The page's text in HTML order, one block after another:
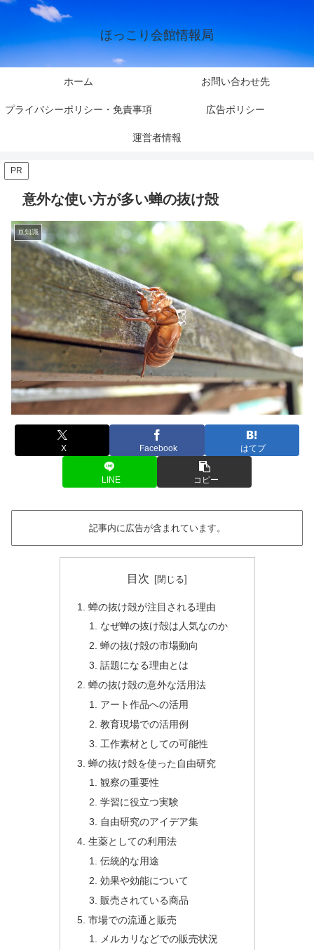
ほっこり会館情報局
ホーム お問い合わせ先
プライバシーポリシー・免責事項 広告ポリシー
運営者情報
PR
意外な使い方が多い蝉の抜け殻
豆知識
X Facebook はてブ
LINE コピー
記事内に広告が含まれています。
目次
蝉の抜け殻が注目される理由
なぜ蝉の抜け殻は人気なのか
蝉の抜け殻の市場動向
話題になる理由とは
蝉の抜け殻の意外な活用法
アート作品への活用
教育現場での活用例
工作素材としての可能性
蝉の抜け殻を使った自由研究
観察の重要性
学習に役立つ実験
自由研究のアイデア集
生薬としての利用法
伝統的な用途
効果や効能について
販売されている商品
市場での流通と販売
メルカリなどでの販売状況